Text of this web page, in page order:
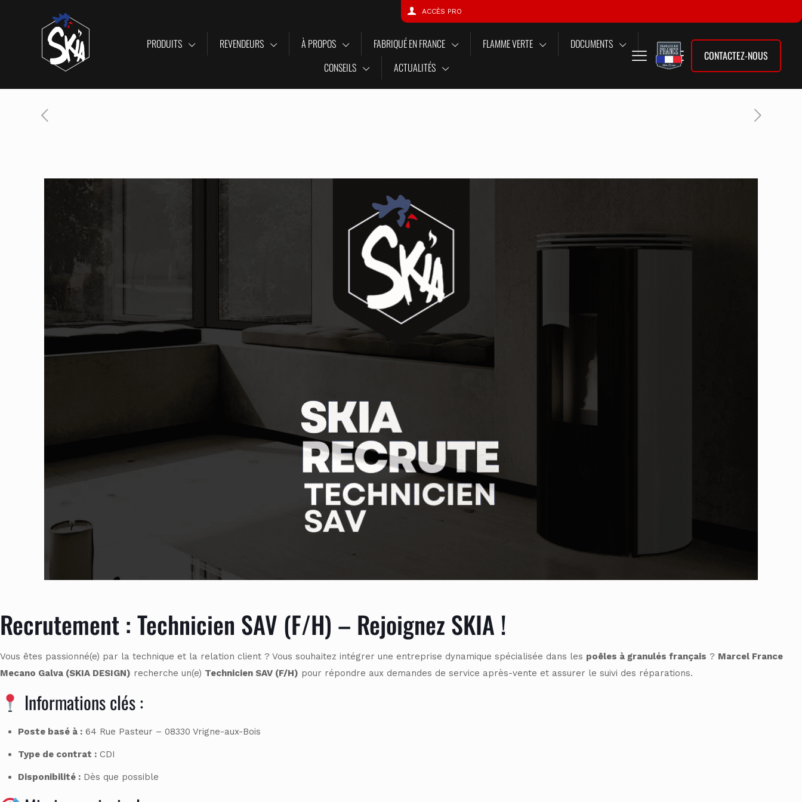
ACCÈS PRO
PRODUITS REVENDEURS À PROPOS FABRIQUÉ EN FRANCE FLAMME VERTE
DOCUMENTS
CONSEILS
ACTUALITÉS
CONTACTEZ-NOUS
Recrutement : Technicien SAV (F/H) – Rejoignez SKIA !
Vous êtes passionné(e) par la technique et la relation client ? Vous souhaitez intégrer une entreprise dynamique spécialisée dans les poêles à granulés français ? Marcel France
Mecano Galva (SKIA DESIGN) recherche un(e) Technicien SAV (F/H) pour répondre aux demandes de service après-vente et assurer le suivi des réparations.
Informations clés :
Poste basé à : 64 Rue Pasteur – 08330 Vrigne-aux-Bois
Type de contrat : CDI
Disponibilité : Dès que possible